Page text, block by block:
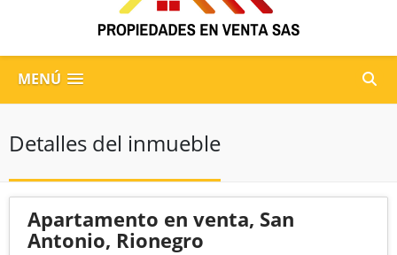
MENÚ
Detalles del inmueble
Apartamento en venta, San
Antonio, Rionegro